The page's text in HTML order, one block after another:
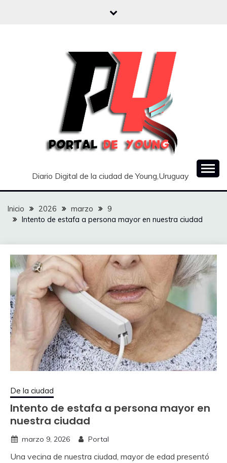
Diario Digital de la ciudad de Young,Uruguay
Inicio 2026 marzo
9
Intento de estafa a persona mayor en nuestra ciudad
De la ciudad
Intento de estafa a persona mayor en
nuestra ciudad
marzo 9, 2026 Portal
Una vecina de nuestra ciudad, mayor de edad presentó